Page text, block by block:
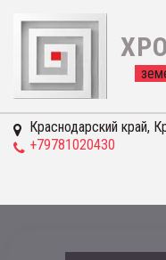
Краснодарский край,
+79781020430